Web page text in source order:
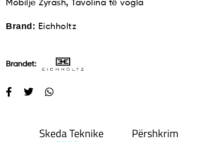
Mobilje Zyrash, Tavolina të vogla
Brand: Eichholtz
Brandet:
Skeda Teknike Përshkrim